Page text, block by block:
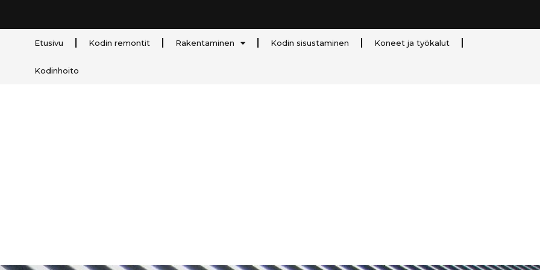
Etusivu Kodin remontit Rakentaminen Kodin sisustaminen Koneet ja työkalut
Kodinhoito